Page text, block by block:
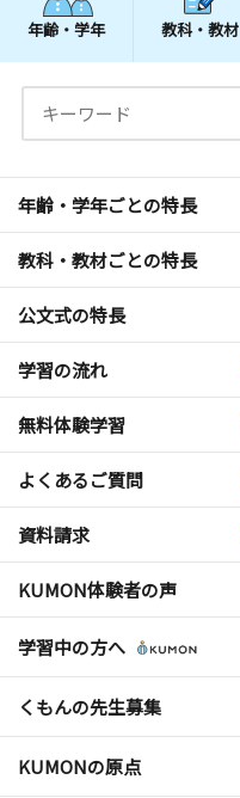
年齢・学年 教科・教材
年齢・学年ごとの特長
教科・教材ごとの特長
公文式の特長
学習の流れ
無料体験学習
よくあるご質問
資料請求
KUMON体験者の声
学習中の方へ
くもんの先生募集
KUMONの原点